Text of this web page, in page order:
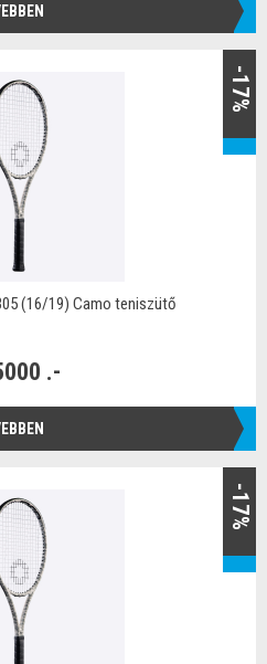
-17%
(16/19) Camo teniszütő
.-
-17%